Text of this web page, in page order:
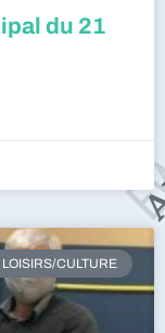
du 21
LOISIRS/CULTURE